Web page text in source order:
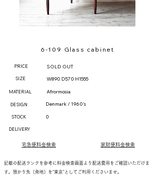
6-109 Glass cabinet
PRICE SOLD OUT
SIZE W890 D570 H1555
MATERIAL Afrormosia
DESIGN Denmark / 1960's
STOCK 0
DELIVERY
宅急便料金検索 家財便料金検索
記載の配送ランクを参考に料金検索画面より配送費用をご確認いただけま
す。預かり先（発地）を"東京"としてご利用くださいませ。